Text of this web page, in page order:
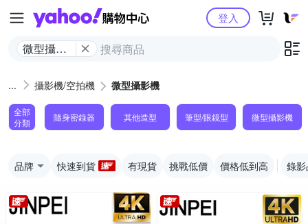
Yahoo購物中心
微型攝影
登入
攝影機/空拍機 微型攝影機
全部
分類
隨身密錄器 其他造型 筆型/眼鏡型 微型攝影機
品牌 快速到貨 有現貨 挑戰低價 價格低到高 錄